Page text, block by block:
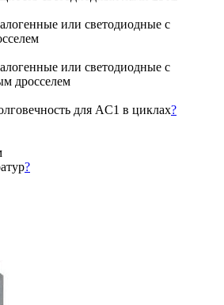
или светодиодные с
или светодиодные с
дросселем
для AC1 в циклах?
?